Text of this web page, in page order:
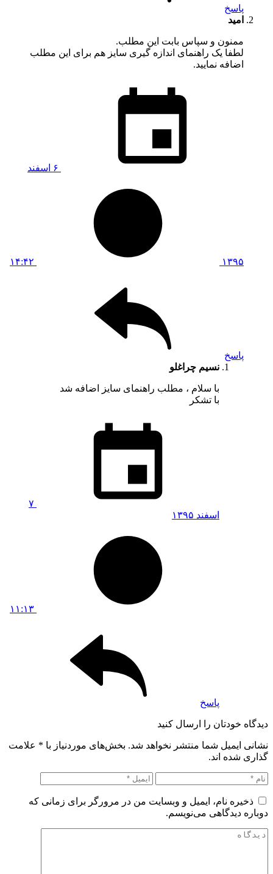
پاسخ
امید
ممنون و سپاس بابت این مطلب.
لطفا یک راهنمای اندازه گیری سایز هم برای این مطلب
اضافه نمایید.
۶ اسفند
۱۳۹۵ ۱۴:۴۲
پاسخ
نسیم چراغلو
با سلام ، مطلب راهنمای سایز اضافه شد
با تشکر
۷
اسفند ۱۳۹۵
۱۱:۱۳
پاسخ
دیدگاه خودتان را ارسال کنید
نشانی ایمیل شما منتشر نخواهد شد. بخش‌های موردنیاز با * علامت
گذاری شده اند.
ذخیره نام، ایمیل و وبسایت من در مرورگر برای زمانی که
دوباره دیدگاهی می‌نویسم.